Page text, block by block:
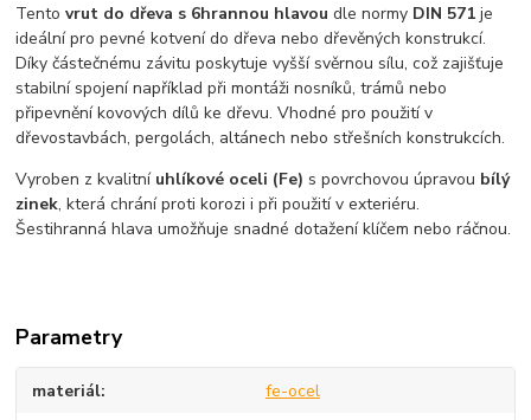
Tentovrut do dřeva s 6hrannou hlavou dle normy DIN 571 je
ideální pro pevné kotvení do dřeva nebo dřevěných konstrukcí.
Díky částečnému závitu poskytuje vyšší svěrnou sílu, což zajišťuje
stabilní spojení například při montáži nosníků, trámů nebo
připevnění kovových dílů ke dřevu. Vhodné pro použití v
dřevostavbách, pergolách, altánech nebo střešních konstrukcích.
Vyroben z kvalitní uhlíkové oceli (Fe) s povrchovou úpravou bílý
zinek, která chrání proti korozi i při použití v exteriéru.
Šestihranná hlava umožňuje snadné dotažení klíčem nebo ráčnou.
Parametry
materiál fe-ocel